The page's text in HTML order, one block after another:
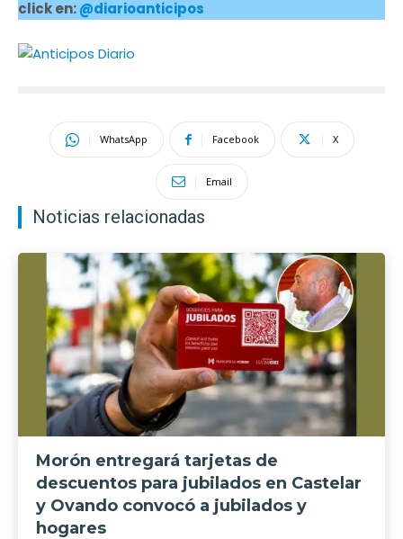
click en:@diarioanticipos
WhatsApp Facebook X
Email
Noticias relacionadas
Morón entregará tarjetas de
descuentos para jubilados en Castelar
y Ovando convocó a jubilados y
hogares